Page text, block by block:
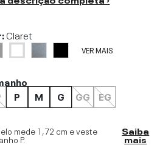
Claret
VER MAIS
P M G GG EG
mede 1,72 cm e veste
P.
Saiba
mais